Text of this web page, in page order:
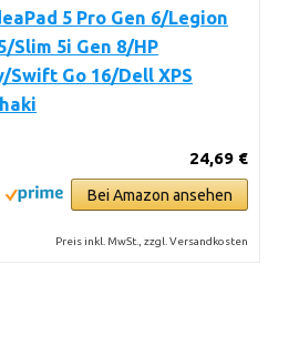
5 Pro Gen 6/Legion
Slim 5i Gen 8/HP
Swift Go 16/Dell XPS
24,69 €
Bei Amazon ansehen
Preis inkl. MwSt., zzgl. Versandkosten